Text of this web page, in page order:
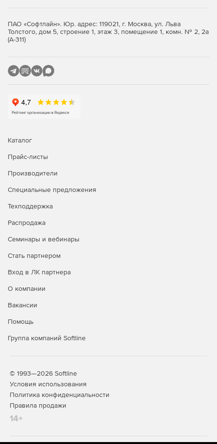
ПАО «Софтлайн». Юр. адрес: 119021, г. Москва, ул. Льва
Толстого, дом 5, строение 1, этаж 3, помещение 1, комн. № 2, 2а
(А-311)
Каталог
Прайс-листы
Производители
Специальные предложения
Техподдержка
Распродажа
Семинары и вебинары
Стать партнером
Вход в ЛК партнера
О компании
Вакансии
Помощь
Группа компаний Softline
© 1993—2026 Softline
Условия использования
Политика конфиденциальности
Правила продажи
14+